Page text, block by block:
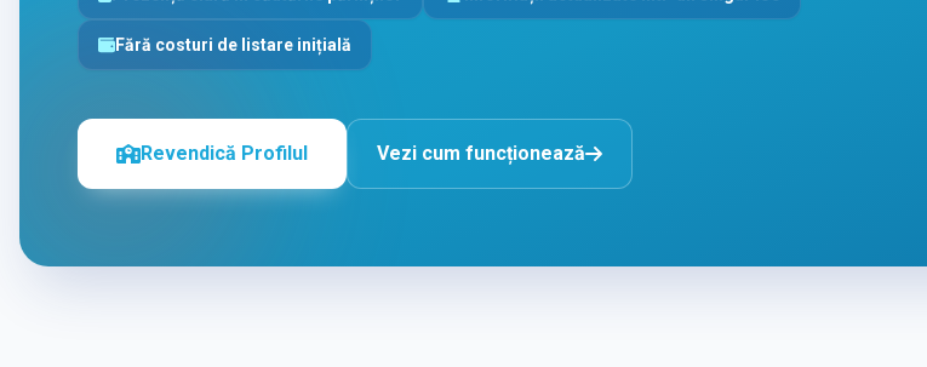
Fără costuri de listare inițială
Revendică Profilul Vezi cum funcționează